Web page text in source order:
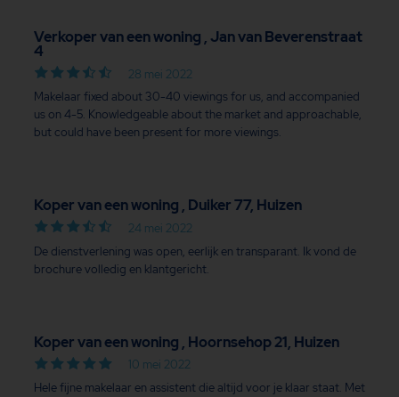
Verkoper van een woning , Jan van Beverenstraat
4
28 mei 2022
Makelaar fixed about 30-40 viewings for us, and accompanied
us on 4-5. Knowledgeable about the market and approachable,
but could have been present for more viewings.
Koper van een woning , Duiker 77, Huizen
24 mei 2022
De dienstverlening was open, eerlijk en transparant. Ik vond de
brochure volledig en klantgericht.
Koper van een woning , Hoornsehop 21, Huizen
10 mei 2022
Hele fijne makelaar en assistent die altijd voor je klaar staat. Met